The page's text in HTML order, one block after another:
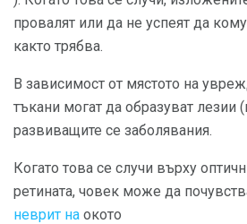
провалят или да не успеят да
както трябва.
В зависимост от мястото на
тъкани могат да образуват лезии
развиващите се заболявания.
Когато това се случи върху
ретината, човек може да
неврит на окото